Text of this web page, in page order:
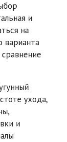
и
на
варианта
ухода,
и